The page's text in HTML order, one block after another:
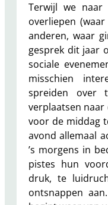
Terwijl we naar
overliepen
anderen, waar
gesprek dit jaar
sociale
misschien
spreiden
verplaatsen
voor de middag
avond allemaal
’s morgens in
pistes hun
druk, te
ontsnappen